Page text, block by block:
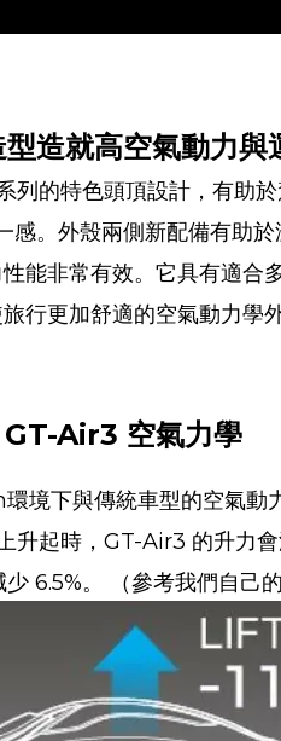
造就高空氣動力與
列的特色頭頂設計，有助於
感。外殼兩側新配備有助於
能非常有效。它具有適合
行更加舒適的空氣動力學外
GT-Air3 空氣力學
境下與傳統車型的空氣動
升起時，GT-Air3 的升力會
6.5%。 （參考我們自己